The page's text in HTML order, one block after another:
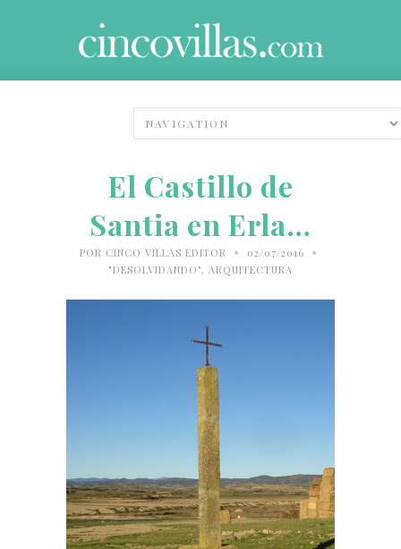
El Castillo de
Santia en Erla…
POR CINCO VILLAS EDITOR • 02/07/2016 •
"DESOLVIDANDO", ARQUITECTURA